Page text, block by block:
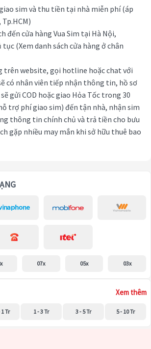
sim và thu tiền tại nhà miễn phí (áp
đến cửa hàng Vua Sim tại Hà Nội,
(Xem danh sách cửa hàng ở chân
trên website, gọi hotline hoặc chat với
có nhân viên tiếp nhận thông tin, hồ sơ
gửi COD hoặc giao Hỏa Tốc trong 30
trợ phí giao sim) đến tận nhà, nhận sim
thông tin chính chủ và trả tiền cho bưu
gặp nhiều may mắn khi sở hữu thuê bao
07x 05x 03x
Xem thêm
Tr 1 - 3 Tr 3 - 5 Tr 5 - 10 Tr